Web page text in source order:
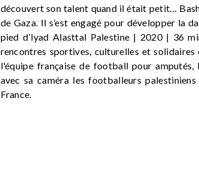
découvert son talent quand il était petit…
de Gaza. Il s’est engagé pour développer la
pied d’Iyad Alasttal Palestine | 2020 | 36
rencontres sportives, culturelles et
l'équipe française de football pour
avec sa caméra les footballeurs
France.